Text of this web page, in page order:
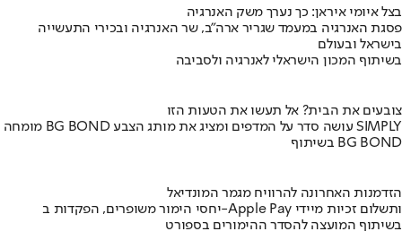
בצל איומי איראן: כך נערך משק האנרגיה
פסגת האנרגיה במעמד שגריר ארה"ב, שר האנרגיה ובכירי התעשייה
בישראל ובעולם
בשיתוף המכון הישראלי לאנרגיה ולסביבה
צובעים את הבית? אל תעשו את הטעות הזו
מומחה BG BOND עושה סדר על המדפים ומציג את מותג הצבע SIMPLY
בשיתוף BG BOND
הזדמנות האחרונה להרוויח מגמר המונדיאל
יחסי הימור משופרים, הפקדות ב-Apple Pay ותשלום זכיות מיידי
בשיתוף המועצה להסדר ההימורים בספורט